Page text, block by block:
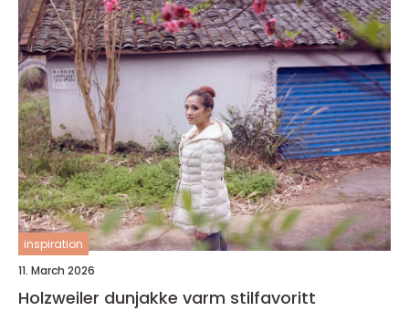
inspiration
11. March 2026
Holzweiler dunjakke varm stilfavoritt